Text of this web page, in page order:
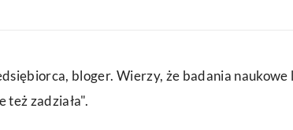
bloger. Wierzy, że badania naukowe
też zadziała".